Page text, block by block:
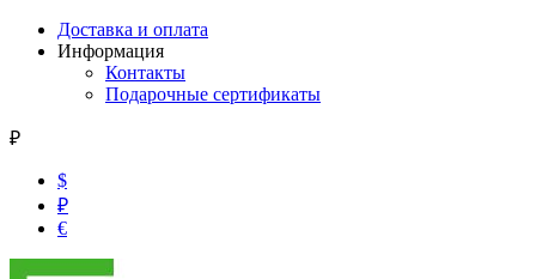
Доставка и оплата
Информация
Контакты
Подарочные сертификаты
₽
$
₽
€